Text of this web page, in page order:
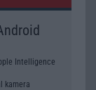
Intelligence
kamera